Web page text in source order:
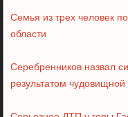
Семья из трех человек
области
Серебренников назвал
результатом